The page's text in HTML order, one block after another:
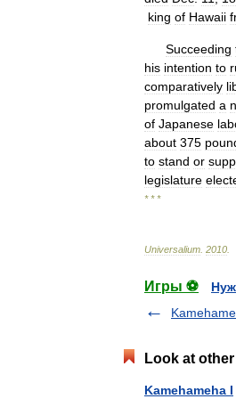
king of Hawaii
Succeeding
his intention to
comparatively
promulgated a
of Japanese
about 375
to stand or
legislature
* * *
Universalium 2010
Игры ⚽
Look at
Kamehameha I